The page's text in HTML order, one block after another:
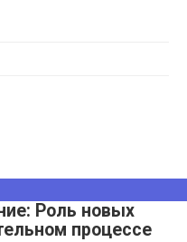
Роль новых
процессе